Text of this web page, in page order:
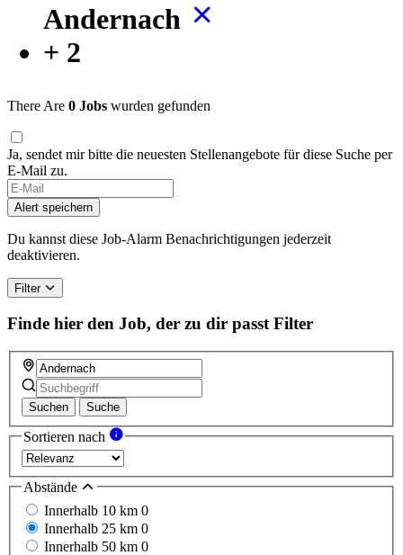
Andernach
+ 2
There Are 0 Jobs wurden gefunden
Ja, sendet mir bitte die neuesten Stellenangebote für diese Suche per
E-Mail zu.
Alert speichern
Du kannst diese Job-Alarm Benachrichtigungen jederzeit
deaktivieren.
Filter
Finde hier den Job, der zu dir passt Filter
Suchen Suche
Sortieren nach
Abstände
Innerhalb 10 km 0
Innerhalb 25 km 0
Innerhalb 50 km 0